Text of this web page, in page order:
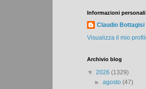
Informazioni personali
Claudio Bottagisi
Visualizza il mio
Archivio blog
▼ 2026 (1329)
►agosto(47)